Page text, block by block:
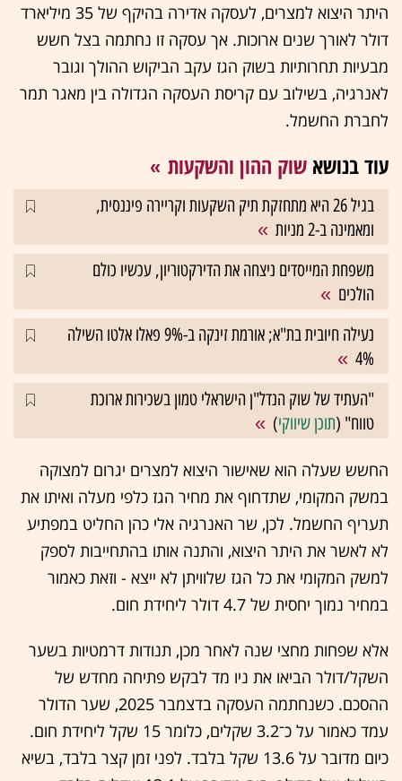
היתר היצוא למצרים, לעסקה אדירה בהיקף של 35 מיליארד
דולר לאורך שנים ארוכות. אך עסקה זו נחתמה בצל חשש
מבעיות תחרותיות בשוק הגז עקב הביקוש ההולך וגובר
לאנרגיה, בשילוב עם קריסת העסקה הגדולה בין מאגר תמר
לחברת החשמל.
עוד בנושא שוק ההון והשקעות
בגיל 26 היא מתחזקת תיק השקעות וקריירה פיננסית,
ומאמינה ב-2 מניות
משפחת המייסדים ניצחה את הדירקטוריון, עכשיו כולם
הולכים
נעילה חיובית בת"א; אורמת זינקה ב-9% פאלו אלטו השילה
4%
"העתיד של שוק הנדל"ן הישראלי טמון בשכירות ארוכת
טווח" (תוכן שיווקי)
החשש שעלה הוא שאישור היצוא למצרים יגרום למצוקה
במשק המקומי, שתדחוף את מחיר הגז כלפי מעלה ואיתו את
תעריף החשמל. לכן, שר האנרגיה אלי כהן החליט במפתיע
לא לאשר את היתר היצוא, והתנה אותו בהתחייבות לספק
למשק המקומי את כל הגז שלוויתן לא ייצא - וזאת כאמור
במחיר נמוך יחסית של 4.7 דולר ליחידת חום.
אלא שפחות מחצי שנה לאחר מכן, תנודות דרמטיות בשער
השקל/דולר הביאו את ניו מד לבקש פתיחה מחדש של
ההסכם. כשנחתמה העסקה בדצמבר 2025, שער הדולר
עמד כאמור על כ־3.2 שקלים, כלומר 15 שקל ליחידת חום.
כיום מדובר על 13.6 שקל בלבד. לפני זמן קצר בלבד, בשיא